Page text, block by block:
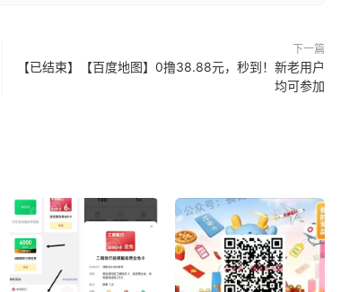
下一篇
【已结束】【百度地图】0撸38.88元，秒到！新老用户
均可参加